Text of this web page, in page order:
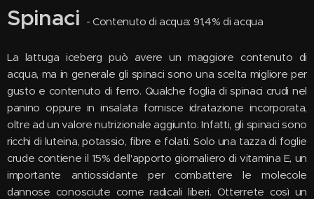
Spinaci - Contenuto di acqua: 91,4% di acqua
La lattuga iceberg può avere un maggiore contenuto di
acqua, ma in generale gli spinaci sono una scelta migliore per
gusto e contenuto di ferro. Qualche foglia di spinaci crudi nel
panino oppure in insalata fornisce idratazione incorporata,
oltre ad un valore nutrizionale aggiunto. Infatti, gli spinaci sono
ricchi di luteina, potassio, fibre e folati. Solo una tazza di foglie
crude contiene il 15% dell'apporto giornaliero di vitamina E, un
importante antiossidante per combattere le molecole
dannose conosciute come radicali liberi. Otterrete così un